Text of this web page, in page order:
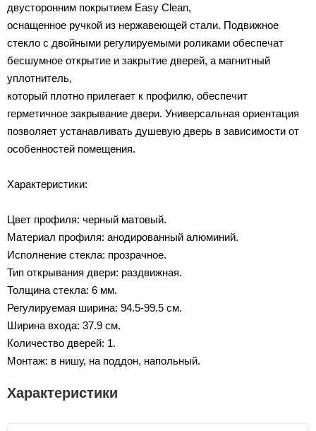
двусторонним покрытием Easy Clean,
оснащенное ручкой из нержавеющей стали. Подвижное
стекло с двойными регулируемыми роликами обеспечат
бесшумное открытие и закрытие дверей, а магнитный
уплотнитель,
который плотно прилегает к профилю, обеспечит
герметичное закрывание двери. Универсальная ориентация
позволяет устанавливать душевую дверь в зависимости от
особенностей помещения.
Характеристики:
Цвет профиля: черный матовый.
Материал профиля: анодированный алюминий.
Исполнение стекла: прозрачное.
Тип открывания двери: раздвижная.
Толщина стекла: 6 мм.
Регулируемая ширина: 94.5-99.5 см.
Ширина входа: 37.9 см.
Количество дверей: 1.
Монтаж: в нишу, на поддон, напольный.
Характеристики